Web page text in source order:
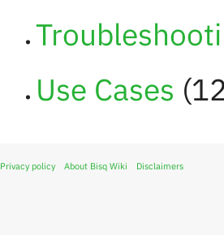
Use Cases
Privacy policy About Bisq Wiki Disclaimers